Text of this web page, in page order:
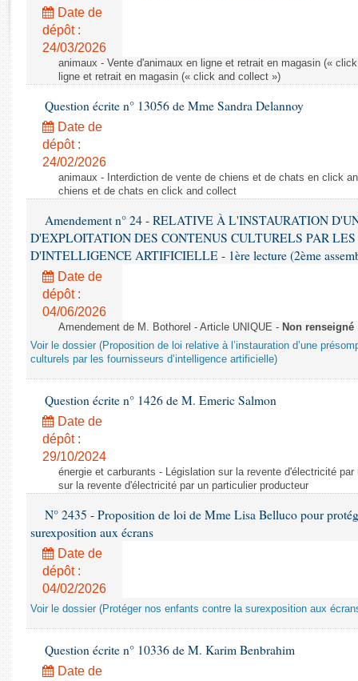
Rapports législatifs
Rapports sur l'application des lois
Baromètre de l’application des lois
Dossiers législatifs
Budget et sécurité sociale
Questions écrites et orales
Comptes rendus des débats
Date de
dépôt :
24/03/2026
animaux - Vente d'animaux en ligne et retrait en magasin («
ligne et retrait en magasin (« click and collect »)
Question écrite n° 13056 de Mme Sandra Delannoy
Date de
dépôt :
24/02/2026
animaux - Interdiction de vente de chiens et de chats en click
chiens et de chats en click and collect
Amendement n° 24 - RELATIVE À L'INSTAURATION
D'EXPLOITATION DES CONTENUS CULTURELS PAR LES
D'INTELLIGENCE ARTIFICIELLE - 1ère lecture (2ème
Date de
dépôt :
04/06/2026
Amendement de M. Bothorel - Article UNIQUE - Non renseigné
Voir le dossier (Proposition de loi relative à l’instauration d’une
culturels par les fournisseurs d’intelligence artificielle)
Question écrite n° 1426 de M. Emeric Salmon
Date de
dépôt :
29/10/2024
énergie et carburants - Législation sur la revente d'électricité
sur la revente d'électricité par un particulier producteur
N° 2435 - Proposition de loi de Mme Lisa Belluco pour
surexposition aux écrans
Date de
dépôt :
04/02/2026
Voir le dossier (Protéger nos enfants contre la surexposition aux
Question écrite n° 10336 de M. Karim Benbrahim
Date de